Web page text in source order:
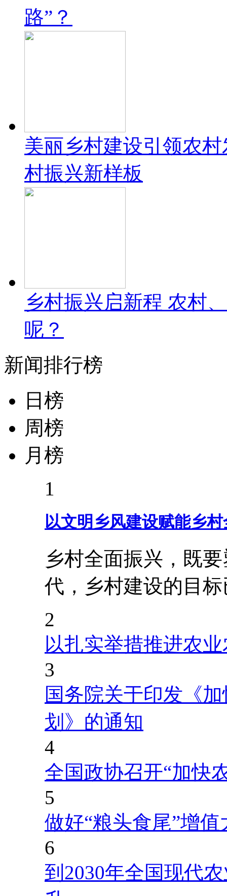
路”？
美丽乡村建设引领农
村振兴新样板
乡村振兴启新程 农村
呢？
新闻排行榜
日榜
周榜
月榜
1
以文明乡风建设赋能乡
乡村全面振兴，既
代，乡村建设的目
2
以扎实举措推进农
3
国务院关于印发《
划》的通知
4
全国政协召开“加快
5
做好“粮头食尾”增值
6
到2030年全国现代